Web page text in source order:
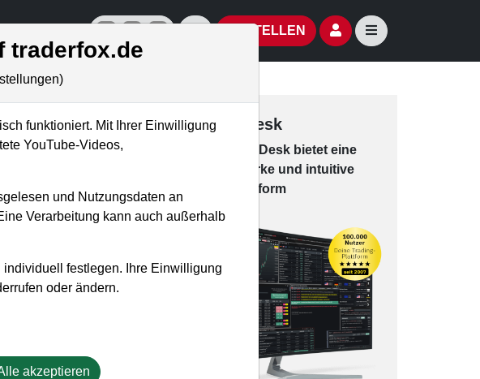
offizielle Social Media-AccountsAktien- und Artikelsuche öffnen
BESTELLEN Seitennavigation
US-
Trading-Desk
Desk bie­tet eine
leis­tungs­star­ke und in­tui­tive
Han­dels­platt­form
traderfox.de
funktioniert. Mit Ihrer Einwilligung
YouTube-Videos,
und Nutzungsdaten an
Verarbeitung kann auch außerhalb
festlegen. Ihre Einwilligung
oder ändern.
akzeptieren